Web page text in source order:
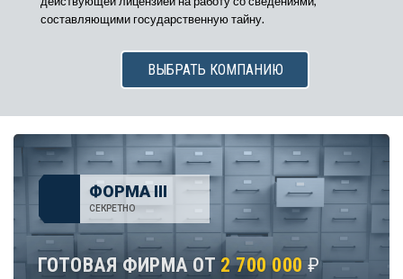
составляющими государственную тайну.
ВЫБРАТЬ КОМПАНИЮ
ФОРМА III
СЕКРЕТНО
ГОТОВАЯ ФИРМА ОТ 2 700 000 ₽